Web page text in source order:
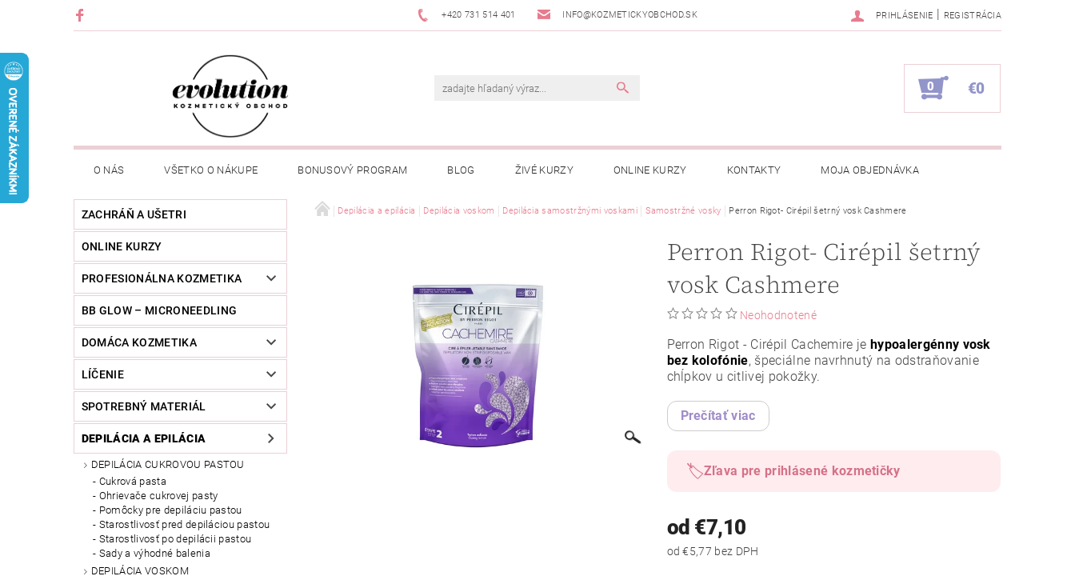
+420 731 514 401 INFO@KOZMETICKYOBCHOD.SK PRIHLÁSENIE | REGISTRÁCIA
0 €0
O NÁS VŠETKO O NÁKUPE BONUSOVÝ PROGRAM BLOG ŽIVÉ KURZY ONLINE KURZY KONTAKTY MOJA OBJEDNÁVKA
ZACHRÁŇ A UŠETRI
ONLINE KURZY
PROFESIONÁLNA KOZMETIKA
BB GLOW – MICRONEEDLING
DOMÁCA KOZMETIKA
LÍČENIE
SPOTREBNÝ MATERIÁL
DEPILÁCIA A EPILÁCIA
DEPILÁCIA CUKROVOU PASTOU
Cukrová pasta
Ohrievače cukrovej pasty
Pomôcky pre depiláciu pastou
Starostlivosť pred depiláciou pastou
Starostlivosť po depilácii pastou
Sady a výhodné balenia
DEPILÁCIA VOSKOM
Depilácia a epilácia Depilácia voskom Depilácia samostržnými voskami Samostržné vosky Perron Rigot- Cirépil šetrný vosk Cashmere
Perron Rigot- Cirépil šetrný
vosk Cashmere
Neohodnotené
Perron Rigot - Cirépil Cachemire je hypoalergénny vosk
bez kolofónie, špeciálne navrhnutý na odstraňovanie
chĺpkov u citlivej pokožky.
Prečítať viac
🏷️Zľava pre prihlásené kozmetičky
od €7,10
od €5,77 bez DPH